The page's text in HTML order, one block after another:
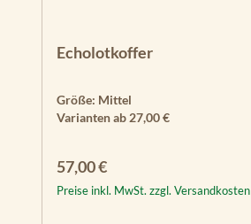
Echolotkoffer
Größe: Mittel
Varianten ab27,00 €
Regulärer Preis:
57,00 €
Preise inkl. MwSt. zzgl. Versandkosten